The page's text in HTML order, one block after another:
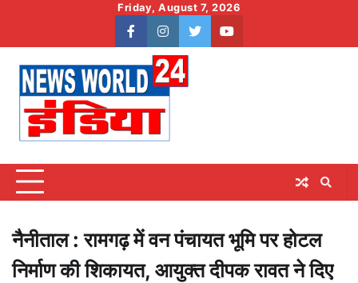
content
Friday, August 7, 2026
facebookinstagram
twitteryoutube
नैनीताल : रामगढ़ में वन पंचायत भूमि पर होटल
निर्माण की शिकायत, आयुक्त दीपक रावत ने दिए